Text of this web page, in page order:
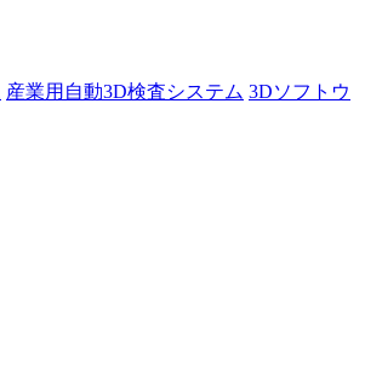
産業用自動3D検査システム 3Dソフトウ